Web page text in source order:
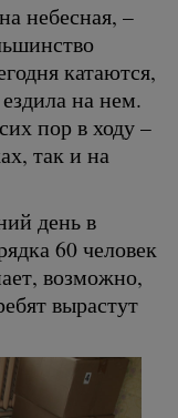
небесная, –
катаются,
на нем.
пор в ходу –
так и на
день в
60 человек
возможно,
вырастут